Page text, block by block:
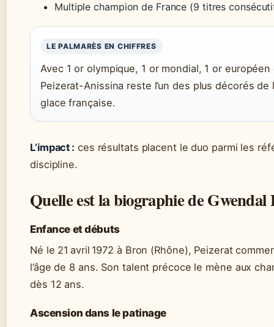
Multiple champion de France (9 titres
LE PALMARÈS EN CHIFFRES
Avec 1 or olympique, 1 or mondial, 1 or
Peizerat-Anissina reste l’un des plus décorés de
glace française.
L’impact : ces résultats placent le duo parmi les
discipline.
Quelle est la biographie de Gwendal
Enfance et débuts
Né le 21 avril 1972 à Bron (Rhône), Peizerat
l’âge de 8 ans. Son talent précoce le mène aux
dès 12 ans.
Ascension dans le patinage